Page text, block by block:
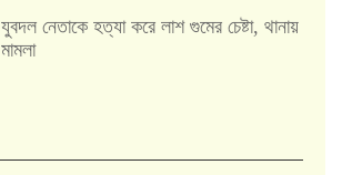
যুবদল নেতাকে হত্যা করে লাশ গুমের চেষ্টা, থানায়
মামলা